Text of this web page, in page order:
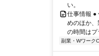
い。
仕事情報 ●
めのほか
の時間はプ
副業・Wワーク